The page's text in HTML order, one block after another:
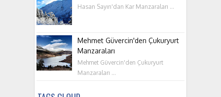
Hasan Sayın'dan Kar Manzaraları ...
Mehmet Güvercin'den Çukuryurt
Manzaraları
Mehmet Güvercin'den Çukuryurt
Manzaraları ...